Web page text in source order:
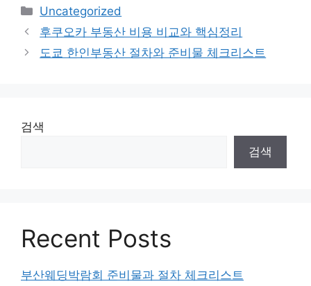
카
테
고
리
Uncategorized
후쿠오카 부동산 비용 비교와 핵심정리
도쿄 한인부동산 절차와 준비물 체크리스트
검색
검색
Recent Posts
부산웨딩박람회 준비물과 절차 체크리스트